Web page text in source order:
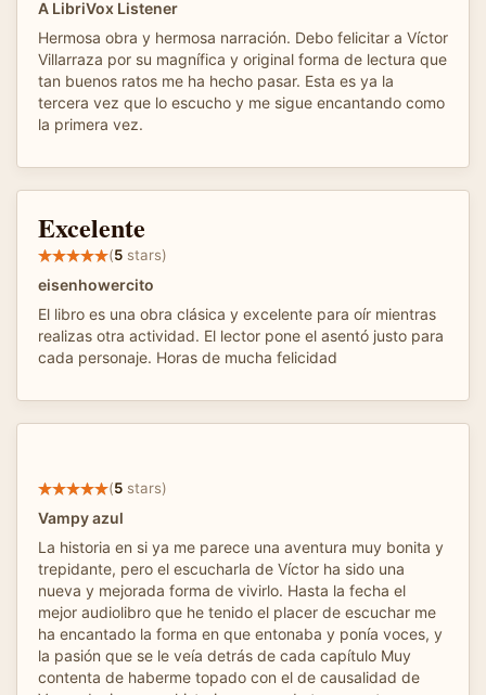
A LibriVox Listener
Hermosa obra y hermosa narración. Debo felicitar a Víctor
Villarraza por su magnífica y original forma de lectura que
tan buenos ratos me ha hecho pasar. Esta es ya la
tercera vez que lo escucho y me sigue encantando como
la primera vez.
Excelente
(5 stars)
eisenhowercito
El libro es una obra clásica y excelente para oír mientras
realizas otra actividad. El lector pone el asentó justo para
cada personaje. Horas de mucha felicidad
(5 stars)
Vampy azul
La historia en si ya me parece una aventura muy bonita y
trepidante, pero el escucharla de Víctor ha sido una
nueva y mejorada forma de vivirlo. Hasta la fecha el
mejor audiolibro que he tenido el placer de escuchar me
ha encantado la forma en que entonaba y ponía voces, y
la pasión que se le veía detrás de cada capítulo Muy
contenta de haberme topado con el de causalidad de